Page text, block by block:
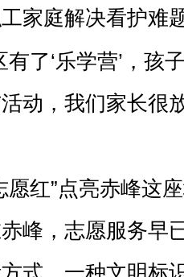
家庭解决看护难
有了‘乐学营’，孩
动，我们家长很
愿红”点亮赤峰这
峰，志愿服务早
式、一种文明标